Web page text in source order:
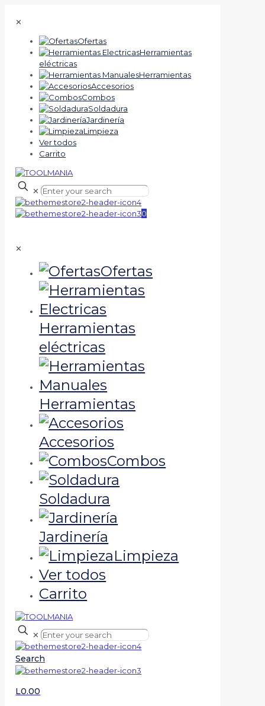
✕
Ofertas
Herramientas
eléctricas
Herramientas
Accesorios
Combos
Soldadura
Jardinería
Limpieza
Ver todos
Carrito
✕
0
✕
Ofertas
Herramientas
eléctricas
Herramientas
Accesorios
Combos
Soldadura
Jardinería
Limpieza
Ver todos
Carrito
✕
Search
L0.00